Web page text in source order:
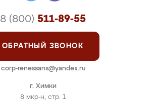
г. Химки
8 мкр-н, стр. 1
8 (800) 511-89-55
ОБРАТНЫЙ ЗВОНОК
corp-renessans@yandex.ru